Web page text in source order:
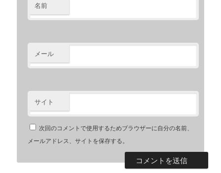
名前
メール
サイト
次回のコメントで使用するためブラウザーに自分の名前、
メールアドレス、サイトを保存する。